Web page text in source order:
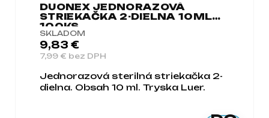
DUONEX JEDNORAZOVÁ
STRIEKAČKA 2-DIELNA 10ML
100KS
SKLADOM
7,99 € bez DPH
9,83 €
Jednorazová sterilná striekačka 2-
dielna. Obsah 10 ml. Tryska Luer.